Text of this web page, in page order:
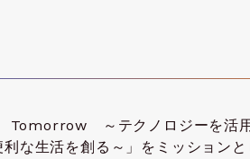
～テクノロジーを活
な生活を創る～」をミッション